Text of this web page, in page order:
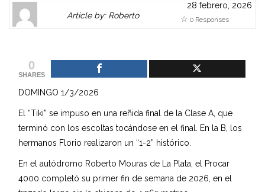
Author
Gravatar
link
Author
page.
Article by: Roberto
or
works.
admin
28 febrero, 2026
0 Responses
0
SHARES
DOMINGO 1/3/2026
El “Tiki” se impuso en una reñida final de la Clase A, que
terminó con los escoltas tocándose en el final. En la B, los
hermanos Florio realizaron un “1-2” histórico.
En el autódromo Roberto Mouras de La Plata, el Procar
4000 completó su primer fin de semana de 2026, en el